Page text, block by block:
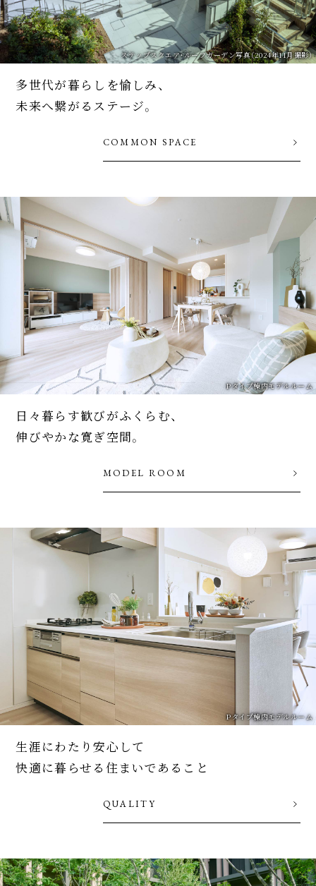
ステップスクエア・ルーフガーデン写真（2024年11月撮影）
多世代が暮らしを愉しみ、
未来へ繋がるステージ。
COMMON SPACE
Pタイプ棟内モデルルーム
日々暮らす歓びがふくらむ、
伸びやかな寛ぎ空間。
MODEL ROOM
Pタイプ棟内モデルルーム
生涯にわたり安心して
快適に暮らせる住まいであること
QUALITY